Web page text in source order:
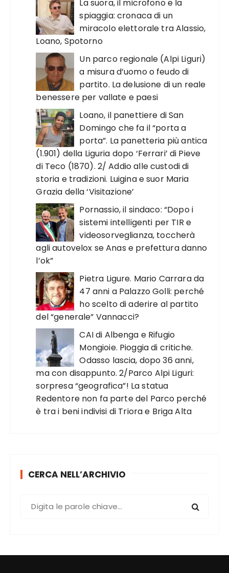
La suora, il microfono e la
spiaggia: cronaca di un
miracolo elettorale tra Alassio,
Loano, Spotorno
Un parco regionale (Alpi Liguri)
a misura d’uomo o feudo di
partito. La delusione di un reale
benessere per vallate e paesi
Loano, il panettiere di San
Domingo che fa il “porta a
porta”. La panetteria più antica
(1.901) della Liguria dopo ‘Ferrari’ di Pieve
di Teco (1870). 2/ Addio alle custodi di
storia e tradizioni. Luigina e suor Maria
Grazia della ‘Visitazione’
Pornassio, il sindaco: “Dopo i
sistemi intelligenti per TIR e
videosorveglianza, toccherà
agli autovelox se Anas e prefettura danno
l’ok”
Pietra Ligure. Mario Carrara da
47 anni a Palazzo Golli: perché
ho scelto di aderire al partito
del “generale” Vannacci?
CAI di Albenga e Rifugio
Mongioie. Pioggia di critiche.
Odasso lascia, dopo 36 anni,
ma con disappunto. 2/Parco Alpi Liguri:
sorpresa “geografica”! La statua
Redentore non fa parte del Parco perché
è tra i beni indivisi di Triora e Briga Alta
CERCA NELL’ARCHIVIO